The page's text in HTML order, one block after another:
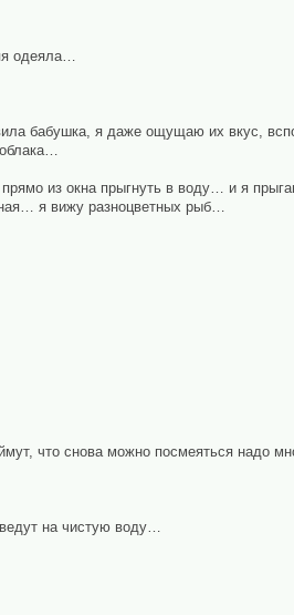
одеяла…
бабушка, я даже ощущаю их вкус,
прямо из окна прыгнуть в воду… и я
я вижу разноцветных рыб…
что снова можно посмеяться надо
на чистую воду…